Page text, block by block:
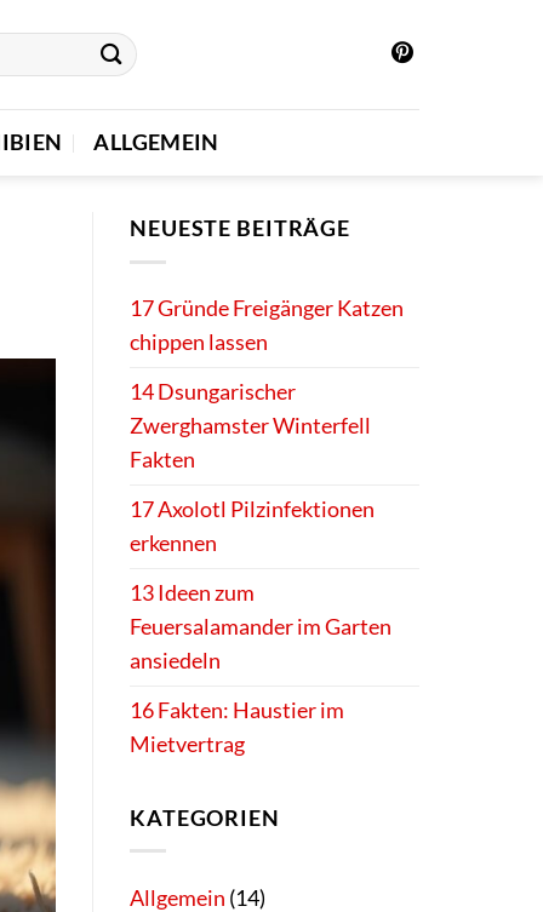
ALLGEMEIN
NEUESTE BEITRÄGE
17 Gründe Freigänger Katzen
chippen lassen
14 Dsungarischer
Zwerghamster Winterfell
Fakten
17 Axolotl Pilzinfektionen
erkennen
13 Ideen zum
Feuersalamander im Garten
ansiedeln
16 Fakten: Haustier im
Mietvertrag
KATEGORIEN
Allgemein (14)